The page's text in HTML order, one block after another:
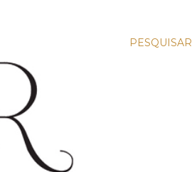
PESQUISAR